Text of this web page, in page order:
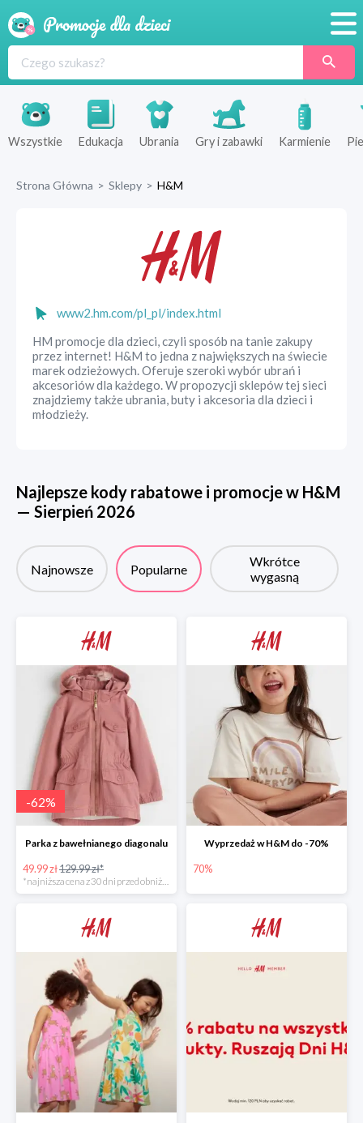
Produkty
Sklepy
Wszystkie Edukacja Ubrania Gry i zabawki Karmienie
Strona Główna > Sklepy > H&M
www2.hm.com/pl_pl/index.html
HM promocje dla dzieci, czyli sposób na tanie zakupy
przez internet! H&M to jedna z największych na świecie
marek odzieżowych. Oferuje szeroki wybór ubrań i
akcesoriów dla każdego. W propozycji sklepów tej sieci
znajdziemy także ubrania, buty i akcesoria dla dzieci i
młodzieży.
Najlepsze kody rabatowe i promocje w H&M
— Sierpień 2026
Najnowsze Popularne
Wkrótce
wygasną
-62%
Parka z bawełnianego diagonalu
49.99 zł129.99 zł*
*najniższa cena z 30 dni przed obniżką
Wyprzedaż w H&M do -70%
70%